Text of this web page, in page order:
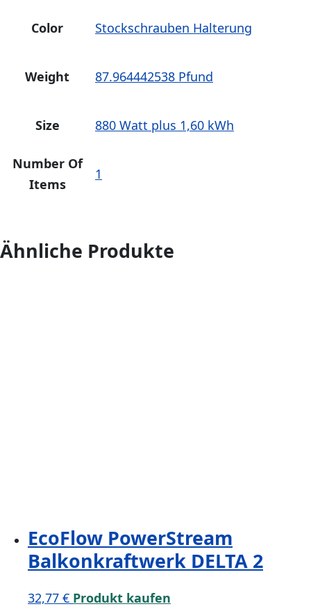
Color Stockschrauben Halterung
Weight 87.964442538 Pfund
Size 880 Watt plus 1,60 kWh
Number Of
Items
1
Ähnliche Produkte
EcoFlow PowerStream
Balkonkraftwerk DELTA 2
32,77 € Produkt kaufen